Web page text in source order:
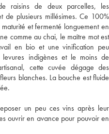
raisins de deux parcelles, les
de plusieurs millésimes. Ce 100%
et fermenté longuement en
comme au chai, le maître mot est
en bio et une vinification peu
levures indigènes et le moins de
cette cuvée dégage des
blanches. La bouche est fluide
un peu ces vins après leur
ouvrir en avance pour pouvoir en